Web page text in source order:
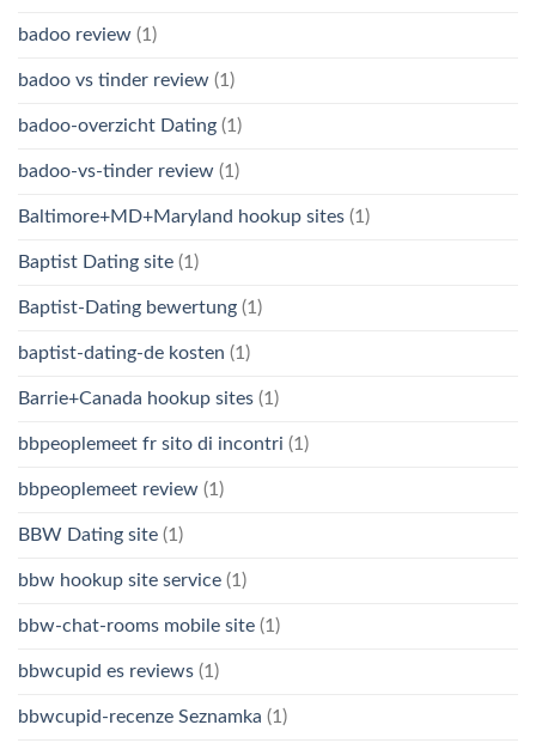
badoo review (1)
badoo vs tinder review (1)
badoo-overzicht Dating (1)
badoo-vs-tinder review (1)
Baltimore+MD+Maryland hookup sites (1)
Baptist Dating site (1)
Baptist-Dating bewertung (1)
baptist-dating-de kosten (1)
Barrie+Canada hookup sites (1)
bbpeoplemeet fr sito di incontri (1)
bbpeoplemeet review (1)
BBW Dating site (1)
bbw hookup site service (1)
bbw-chat-rooms mobile site (1)
bbwcupid es reviews (1)
bbwcupid-recenze Seznamka (1)